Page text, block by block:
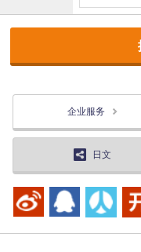
企业服务
日文